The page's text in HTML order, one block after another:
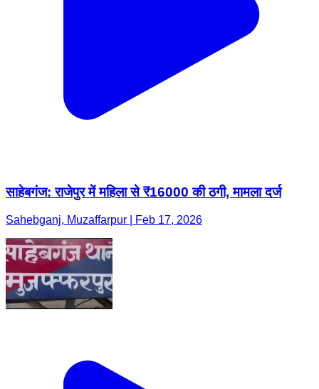
साहेबगंज: राजेपुर में महिला से ₹16000 की ठगी, मामला दर्ज
Sahebganj, Muzaffarpur | Feb 17, 2026